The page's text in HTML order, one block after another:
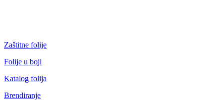
Zaštitne folije
Folije u boji
Katalog folija
Brendiranje